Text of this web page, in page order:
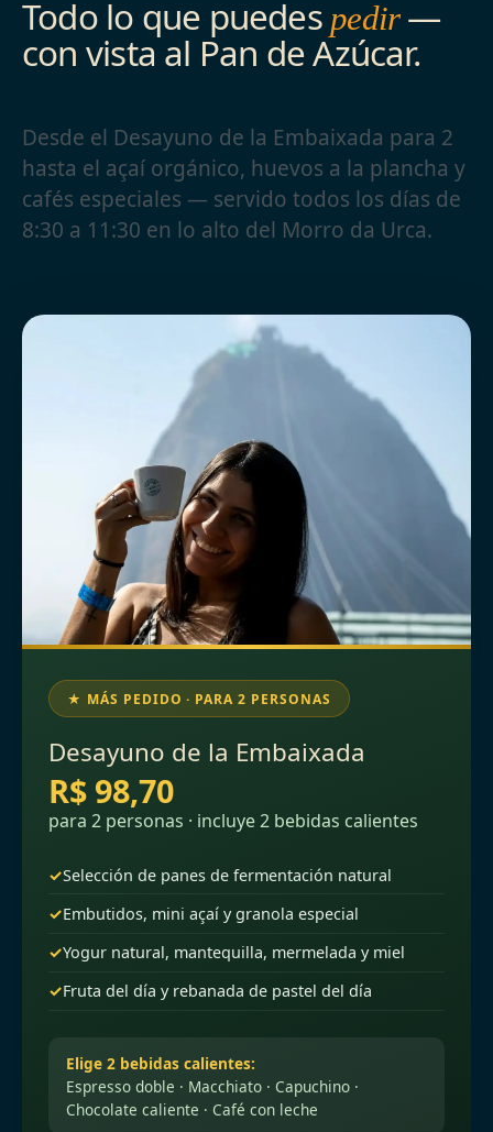
Todo lo que puedes pedir—
con vista al Pan de Azúcar.
Desde el Desayuno de la Embaixada para 2
hasta el açaí orgánico, huevos a la plancha y
cafés especiales — servido todos los días de
8:30 a 11:30 en lo alto del Morro da Urca.
★ MÁS PEDIDO · PARA 2 PERSONAS
Desayuno de la Embaixada
R$ 98,70
para 2 personas · incluye 2 bebidas calientes
Selección de panes de fermentación natural
Embutidos, mini açaí y granola especial
Yogur natural, mantequilla, mermelada y miel
Fruta del día y rebanada de pastel del día
Elige 2 bebidas calientes:
Espresso doble · Macchiato · Capuchino ·
Chocolate caliente · Café con leche